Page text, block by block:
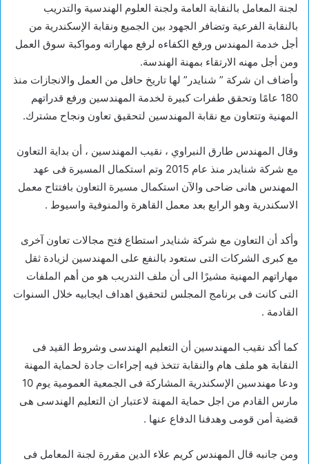
لجنة المعامل بالنقابة العامة ولجنة العلوم الهندسية والتدريب
بالنقابة الفرعية وتضافر الجهود بين الجميع ونقابة الإسكندرية من
أجل خدمة المهندس ورفع الكفاءه لرفع مهاراته ومواكبة سوق العمل
ومن أجل مهنه الارتقاء بمهنة الهندسة.
وأضاف ان شركة ” شنايدر” لها تاريخ حافل من العمل والانجازات منذ
180 عامًا وتحقق طفرات كبيرة لخدمة المهندسين ورفع قدراتهم
المهنية وتتعاون مع نقابة المهندسين لتحقيق تعاون ونجاح مشترك.
وقال المهندس طارق النبراوي ، نقيب المهندسين ، أن بداية التعاون
مع شركة شنايدر منذ عام 2015 وتم استكمال المسيرة فى عهد
المهندس هانى ضاحى والآن استكمال مسيرة التعاون بافتتاح معمل
الاسكندرية وهو الرابع بعد معمل القاهرة والمنوفية واسيوط .
وأكد أن التعاون مع شركة شنايدر استطاع فتح مجالات تعاون آخرى
مع كبرى الشركات التى ستعود بالنفع على المهندسين لزيادة ثقل
مهاراتهم المهنية مشيرًا الى أن ملف التدريب هو من أهم الملفات
التى كانت فى برنامج المجلس لتحقيق اهداف ايجابيه خلال السنوات
القادمة .
كما أكد نقيب المهندسين أن التعليم الهندسى وشروط القيد فى
النقابة هو ملف هام والنقابة تتخذ فيه إجراءات جادة لحماية المهنة
ودعا مهندسين الإسكندرية المشاركة فى الجمعية العمومية يوم 10
مارس القادم من اجل حماية المهنة لاعتبار ان التعليم الهندسى هى
قضية أمن قومى وهدفنا الدفاع عنها .
ومن جانبه قال المهندس كريم علاء الدين مقررة لجنة المعامل فى